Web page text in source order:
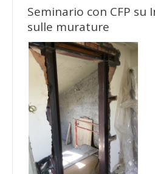
Seminario con CFP su
sulle murature